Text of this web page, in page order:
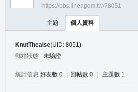
https://bbs.lineagem.tw/?8051
主題 個人資料
KnutThealse(UID: 8051)
郵箱狀態
未驗證
統計信息 好友數 0 回帖數 0 主題數 1